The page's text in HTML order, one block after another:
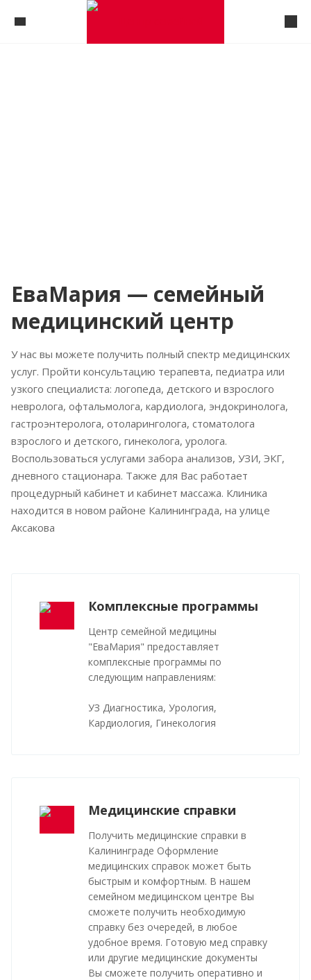
ЕваМария — семейный
медицинский центр
У нас вы можете получить полный спектр медицинских
услуг. Пройти консультацию терапевта, педиатра или
узкого специалиста: логопеда, детского и взрослого
невролога, офтальмолога, кардиолога, эндокринолога,
гастроэнтеролога, отоларинголога, стоматолога
взрослого и детского, гинеколога, уролога.
Воспользоваться услугами забора анализов, УЗИ, ЭКГ,
дневного стационара. Также для Вас работает
процедурный кабинет и кабинет массажа. Клиника
находится в новом районе Калининграда, на улице
Аксакова
Комплексные программы
Центр семейной медицины
"ЕваМария" предоставляет
комплексные программы по
следующим направлениям:
УЗ Диагностика, Урология,
Кардиология, Гинекология
Медицинские справки
Получить медицинские справки в
Калининграде Оформление
медицинских справок может быть
быстрым и комфортным. В нашем
семейном медицинском центре Вы
сможете получить необходимую
справку без очередей, в любое
удобное время. Готовую мед справку
или другие медицинские документы
Вы сможете получить оперативно и